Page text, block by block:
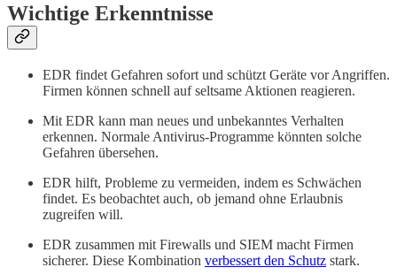
Wichtige Erkenntnisse
EDR findet Gefahren sofort und schützt Geräte vor Angriffen.
Firmen können schnell auf seltsame Aktionen reagieren.
Mit EDR kann man neues und unbekanntes Verhalten
erkennen. Normale Antivirus-Programme könnten solche
Gefahren übersehen.
EDR hilft, Probleme zu vermeiden, indem es Schwächen
findet. Es beobachtet auch, ob jemand ohne Erlaubnis
zugreifen will.
EDR zusammen mit Firewalls und SIEM macht Firmen
sicherer. Diese Kombination verbessert den Schutz stark.